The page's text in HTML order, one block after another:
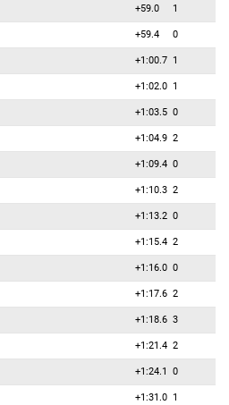
+59.0 1
+59.4 0
+1:00.7 1
+1:02.0 1
+1:03.5 0
+1:04.9 2
+1:09.4 0
+1:10.3 2
+1:13.2 0
+1:15.4 2
+1:16.0 0
+1:17.6 2
+1:18.6 3
+1:21.4 2
+1:24.1 0
+1:31.0 1